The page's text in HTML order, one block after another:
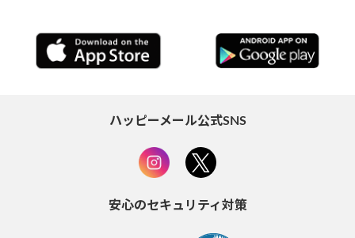
ハッピーメール公式SNS
安心のセキュリティ対策